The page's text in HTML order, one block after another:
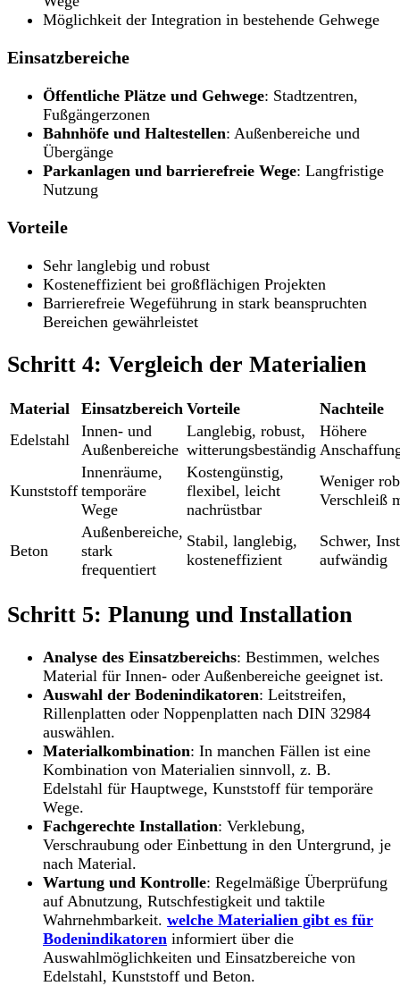
Möglichkeit der Integration in bestehende Gehwege
Einsatzbereiche
Öffentliche Plätze und Gehwege: Stadtzentren,
Fußgängerzonen
Bahnhöfe und Haltestellen: Außenbereiche und
Übergänge
Parkanlagen und barrierefreie Wege: Langfristige
Nutzung
Vorteile
Sehr langlebig und robust
Kosteneffizient bei großflächigen Projekten
Barrierefreie Wegeführung in stark beanspruchten
Bereichen gewährleistet
Schritt 4: Vergleich der Materialien
Material Einsatzbereich Vorteile
Nachteile
Edelstahl
Innen- und
Außenbereiche
Langlebig, robust,
witterungsbeständig
Höhere
Kunststoff
Innenräume,
temporäre
Wege
Kostengünstig,
flexibel, leicht
nachrüstbar
Weniger
Verschleiß
Beton
Außenbereiche,
stark
frequentiert
Stabil, langlebig,
kosteneffizient
Schwer,
aufwändig
Schritt 5: Planung und Installation
Analyse des Einsatzbereichs: Bestimmen, welches
Material für Innen- oder Außenbereiche geeignet ist.
Auswahl der Bodenindikatoren: Leitstreifen,
Rillenplatten oder Noppenplatten nach DIN 32984
auswählen.
Materialkombination: In manchen Fällen ist eine
Kombination von Materialien sinnvoll, z. B.
Edelstahl für Hauptwege, Kunststoff für temporäre
Wege.
Fachgerechte Installation: Verklebung,
Verschraubung oder Einbettung in den Untergrund, je
nach Material.
Wartung und Kontrolle: Regelmäßige Überprüfung
auf Abnutzung, Rutschfestigkeit und taktile
Wahrnehmbarkeit. welche Materialien gibt es für
Bodenindikatoren informiert über die
Auswahlmöglichkeiten und Einsatzbereiche von
Edelstahl, Kunststoff und Beton.